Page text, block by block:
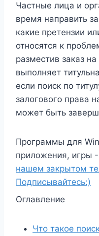
Частные лица и
время направить
какие претензии
относятся к
разместив заказ
выполняет
если поиск по
залогового права
может быть
Программы для
приложения,
нашем закрытом
Подписывайтесь:)
Оглавление
Что такое